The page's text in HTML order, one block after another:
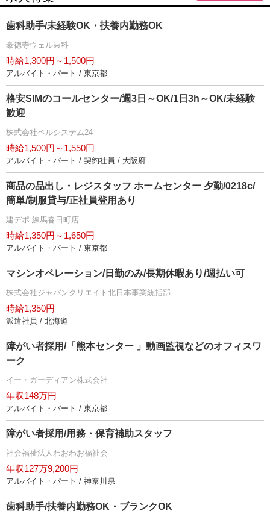
歯科助手/未経験OK・扶養内勤務OK
豪徳寺ウェル歯科
時給1,300円～1,500円
アルバイト・パート / 東京都
格安SIMのコールセンター/週3日～OK/1日3h～OK/未経験
歓迎
株式会社ベルシステム24
時給1,500円～1,550円
アルバイト・パート / 契約社員 / 大阪府
商品の品出し・レジスタッフ ホームセンター 夕勤/0218c/
簡単/制服貸与/正社員登用あり
建デポ 練馬春日町店
時給1,350円～1,650円
アルバイト・パート / 東京都
マシンオペレーション/日勤のみ/長期休暇あり/週払い可
株式会社ジャパンクリエイト北日本事業統括部
時給1,350円
派遣社員 / 北海道
障がい者採用/「熊本センター 」動画監視などのオフィスワ
ーク
イー・ガーディアン株式会社
年収148万円
アルバイト・パート / 東京都
障がい者採用/用務・保育補助スタッフ
社会福祉法人わおわお福祉会
年収127万9,200円
アルバイト・パート / 神奈川県
歯科助手/扶養内勤務OK・ブランクOK